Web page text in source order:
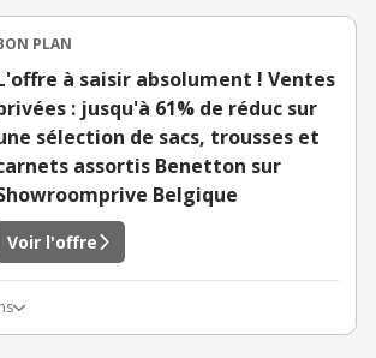
PLAN
à saisir absolument ! Ventes
: jusqu'à 61% de réduc sur
sélection de sacs, trousses et
assortis Benetton sur
Belgique
Voir l'offre